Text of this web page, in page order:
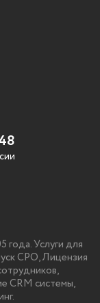
года. Услуги для
СРО, Лицензия
CRM системы,